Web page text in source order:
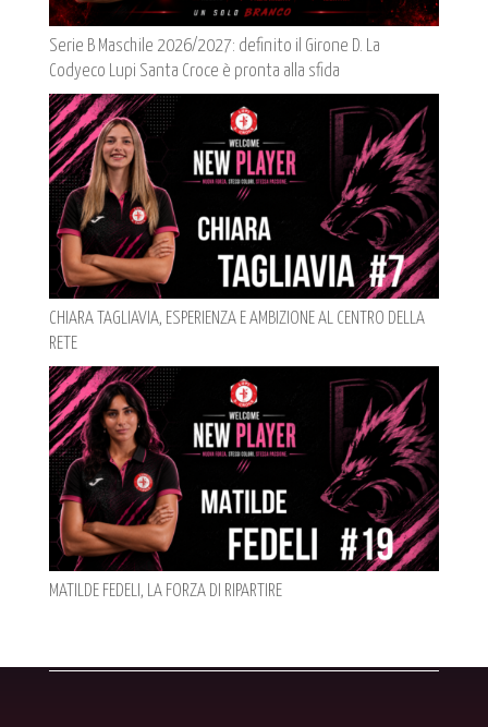
Serie B Maschile 2026/2027: definito il Girone D. La
Codyeco Lupi Santa Croce è pronta alla sfida
CHIARA TAGLIAVIA, ESPERIENZA E AMBIZIONE AL CENTRO DELLA
RETE
MATILDE FEDELI, LA FORZA DI RIPARTIRE